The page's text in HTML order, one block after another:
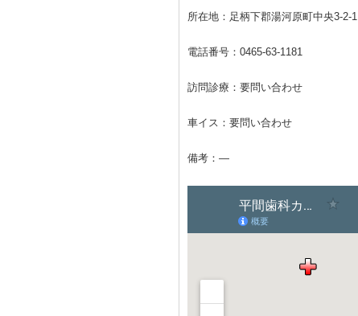
所在地：足柄下郡湯河原町中央3-2-1
電話番号： 0465-63-1181
訪問診療：要問い合わせ
車イス：要問い合わせ
備考：―